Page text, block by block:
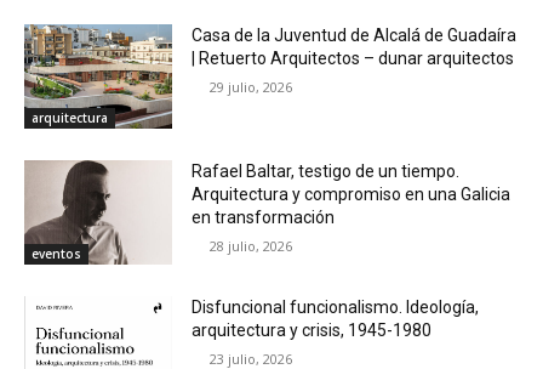
arquitectura
Casa de la Juventud de Alcalá de Guadaíra
| Retuerto Arquitectos – dunar arquitectos
29 julio, 2026
eventos
Rafael Baltar, testigo de un tiempo.
Arquitectura y compromiso en una Galicia
en transformación
28 julio, 2026
Disfuncional funcionalismo. Ideología,
arquitectura y crisis, 1945-1980
23 julio, 2026